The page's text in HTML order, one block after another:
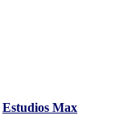
Estudios Max